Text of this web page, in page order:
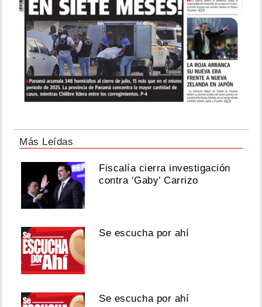
Más Leídas
Fiscalía cierra investigación
contra ‘Gaby’ Carrizo
Se escucha por ahí
Se escucha por ahí